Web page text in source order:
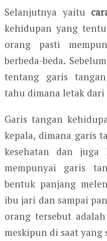
Selanjutnya yaitu
kehidupan yang
orang pasti
berbeda-beda.
tentang garis
tahu dimana letak
Garis tangan
kepala, dimana garis
kesehatan dan juga
mempunyai garis
bentuk panjang
ibu jari dan sampai
orang tersebut
meskipun di saat yang